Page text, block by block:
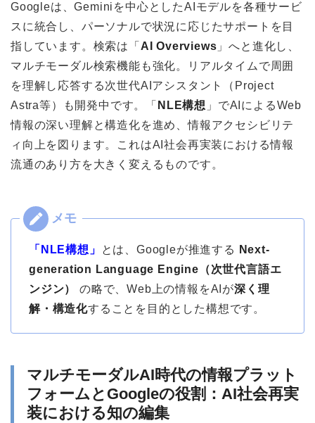
Googleは、Geminiを中心としたAIモデルを各種サービ
スに統合し、パーソナルで状況に応じたサポートを目
指しています。検索は「 AI Overviews 」へと進化し、
マルチモーダル検索機能も強化。リアルタイムで周囲
を理解し応答する次世代AIアシスタント（Project
Astra等）も開発中です。「 NLE構想 」でAIによるWeb
情報の深い理解と構造化を進め、情報アクセシビリテ
ィ向上を図ります。これはAI社会再実装における情報
流通のあり方を大きく変えるものです。
「NLE構想」 とは、Googleが推進する
Next-
generation Language Engine（次世代言語エ
ンジン）
の略で、Web上の情報をAIが深く理
解・構造化することを目的とした構想です。
マルチモーダルAI時代の情報プラット
フォームとGoogleの役割：AI社会再実
装における知の編集